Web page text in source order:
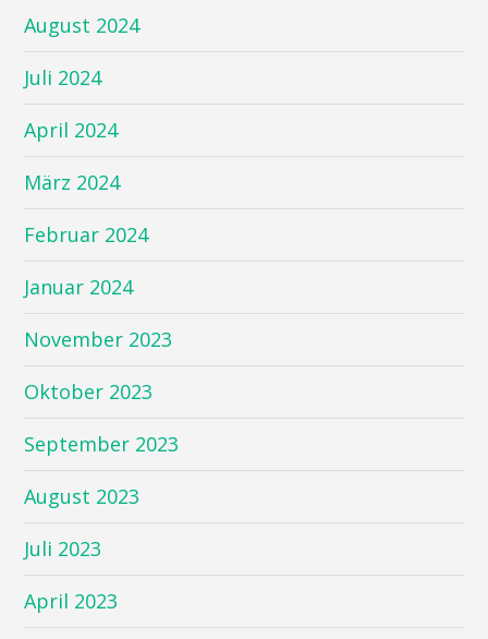
August 2024
Juli 2024
April 2024
März 2024
Februar 2024
Januar 2024
November 2023
Oktober 2023
September 2023
August 2023
Juli 2023
April 2023